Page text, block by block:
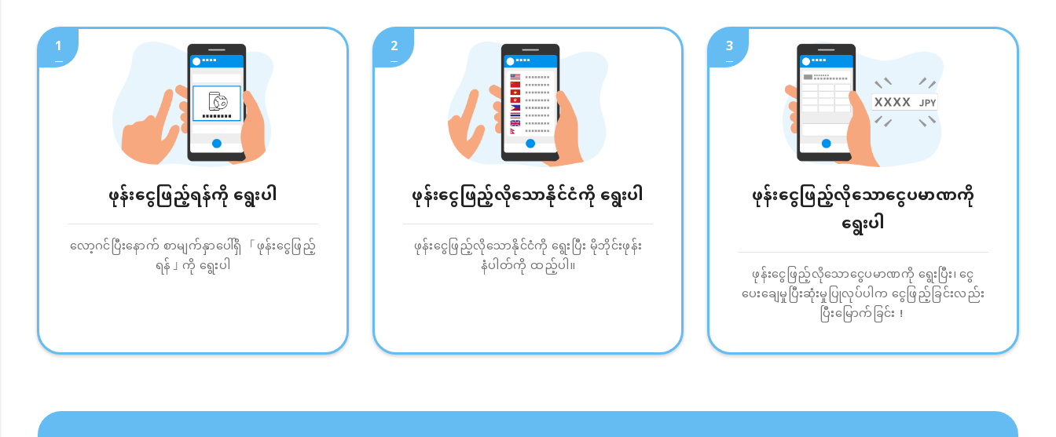
1
ဖုန်းငွေဖြည့်ရန်ကို ရွေးပါ
လော့ဂင်ပြီးနောက် စာမျက်နှာပေါ်ရှိ 「ဖုန်းငွေဖြည့်
ရန်」ကို ရွေးပါ
2
ဖုန်းငွေဖြည့်လိုသောနိုင်ငံကို ရွေးပါ
ဖုန်းငွေဖြည့်လိုသောနိုင်ငံကို ရွေးပြီး မိုဘိုင်းဖုန်း
နံပါတ်ကို ထည့်ပါ။
3
ဖုန်းငွေဖြည့်လိုသောငွေပမာဏကို
ရွေးပါ
ဖုန်းငွေဖြည့်လိုသောငွေပမာဏကို ရွေးပြီး၊ ငွေ
ပေးချေမှုပြီးဆုံးမှုပြုလုပ်ပါက ငွေဖြည့်ခြင်းလည်း
ပြီးမြောက်ခြင်း！